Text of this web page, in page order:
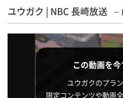
ユウガク | NBC 長崎放送
この動画を
ユウガクのプラ
限定コンテンツや動画